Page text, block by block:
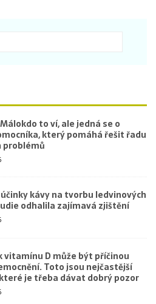
to ví, ale jedná se o
který pomáhá řešit řadu
problémů
kávy na tvorbu ledvinových
odhalila zajímavá zjištění
vitamínu D může být příčinou
Toto jsou nejčastější
je třeba dávat dobrý pozor